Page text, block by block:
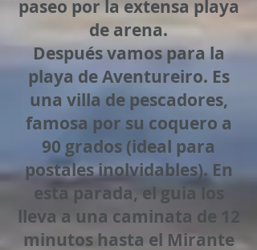
paseo por la extensa playa
de arena.
Después vamos para la
playa de Aventureiro. Es
una villa de pescadores,
famosa por su coquero a
90 grados (ideal para
postales inolvidables). En
esta parada, el guia los
lleva a una caminata de 12
minutos hasta el Mirante